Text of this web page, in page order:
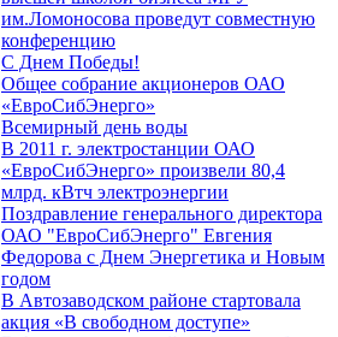
им.Ломоносова проведут совместную
конференцию
С Днем Победы!
Общее собрание акционеров ОАО
«ЕвроСибЭнерго»
Всемирный день воды
В 2011 г. электростанции ОАО
«ЕвроСибЭнерго» произвели 80,4
млрд. кВтч электроэнергии
Поздравление генерального директора
ОАО "ЕвроСибЭнерго" Евгения
Федорова с Днем Энергетика и Новым
годом
В Автозаводском районе стартовала
акция «В свободном доступе»